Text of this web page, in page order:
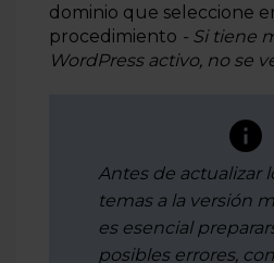
dominio que seleccione
procedimiento - Si tiene
WordPress activo, no se
Antes de actualizar
temas a la versión
es esencial
posibles errores,